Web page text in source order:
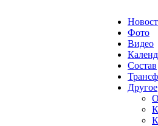
Фото
Видео
Состав
Другое